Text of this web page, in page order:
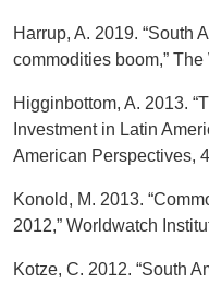
Harrup, A. 2019. “South
commodities boom,”
Higginbottom, A. 2013.
Investment in Latin
American Perspectives,
Konold, M. 2013.
2012,” Worldwatch
Kotze, C. 2012. “South